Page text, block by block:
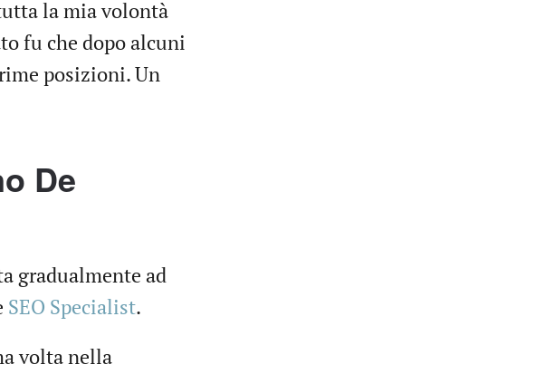
la mia volontà
fu che dopo alcuni
posizioni. Un
De
gradualmente ad
SEO Specialist.
volta nella